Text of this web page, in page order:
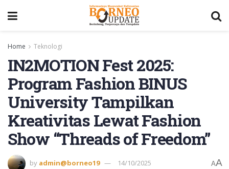
Home Teknologi
IN2MOTION Fest 2025:
Program Fashion BINUS
University Tampilkan
Kreativitas Lewat Fashion
Show “Threads of Freedom”
by admin@borneo19 14/10/2025 AA